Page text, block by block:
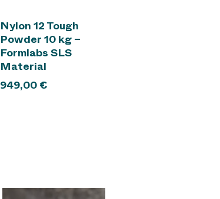
In den Warenkorb
Nylon 12 Tough
Powder 10 kg –
Formlabs SLS
Material
949,00€